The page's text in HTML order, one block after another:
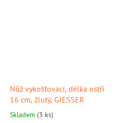
Nůž vykošťovací, délka ostří
16 cm, žlutý, GIESSER
Skladem (3 ks)